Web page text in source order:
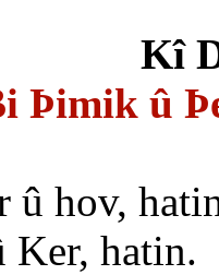
Kî
Þimik û
û hov,
Ker, hatin.